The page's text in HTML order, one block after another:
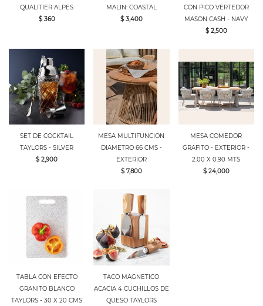
QUALITIER ALPES
$ 360
MALIN: COASTAL
$ 3,400
CON PICO VERTEDOR
MASON CASH - NAVY
$ 2,500
SET DE COCKTAIL
TAYLORS - SILVER
$ 2,900
MESA MULTIFUNCION
DIAMETRO 66 CMS -
EXTERIOR
$ 7,800
MESA COMEDOR
GRAFITO - EXTERIOR -
2.00 X 0.90 MTS
$ 24,000
TABLA CON EFECTO
GRANITO BLANCO
TAYLORS - 30 X 20 CMS
TACO MAGNETICO
ACACIA 4 CUCHILLOS DE
QUESO TAYLORS